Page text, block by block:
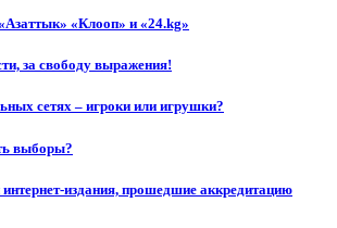
«Клооп» и «24.kg»
за свободу выражения!
сетях – игроки или игрушки?
выборы?
издания, прошедшие аккредитацию